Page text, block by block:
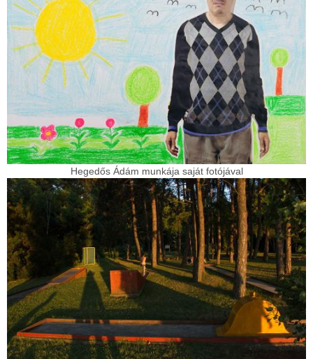
Hegedős Ádám munkája saját fotójával